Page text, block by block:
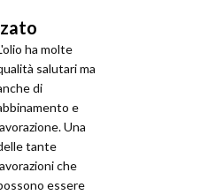
ha molte
salutari ma
di
e
Una
tante
che
essere